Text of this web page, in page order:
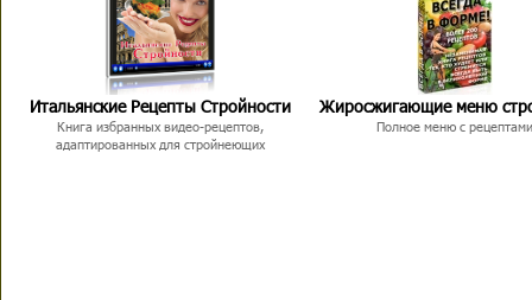
Итальянские Рецепты Стройности
Книга избранных видео-рецептов,
адаптированных для стройнеющих
Жиросжигающие меню
Полное меню с рецептами